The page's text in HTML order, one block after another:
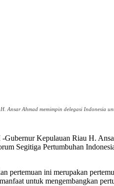
Ansar Ahmad memimpin delegasi Indonesia
Kepulauan Riau H.
Segitiga Pertumbuhan
pertemuan ini merupakan
untuk mengembangkan